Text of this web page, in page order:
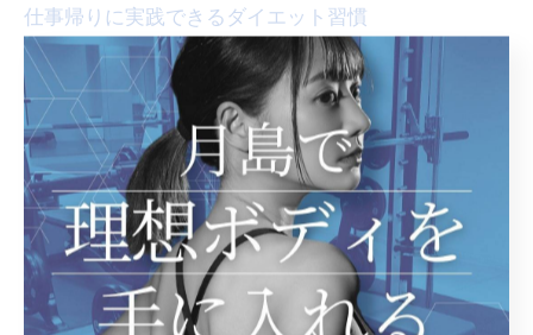
仕事帰りに実践できるダイエット習慣
仕事帰りの時間を活用したダイエット習慣は、継続しや
すいのが特徴です。理由は、日中の疲れをリフレッシュ
しつつ運動できるためです。例えば、帰宅前に一駅分歩
く、自宅でストレッチや軽い筋トレを行う、整体やパー
ソナルトレーニングを利用するなどが代表的です。こう
した習慣は、肩こり・腰痛の予防にも役立ち、毎日のリ
ズム作りにも最適です。